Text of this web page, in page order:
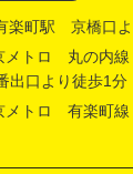
楽町駅 京橋口
メトロ 丸の内
出口より徒歩1分
メトロ 有楽町